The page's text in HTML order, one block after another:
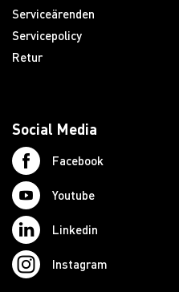
Serviceärenden
Servicepolicy
Retur
Social Media
Facebook
Youtube
Linkedin
Instagram